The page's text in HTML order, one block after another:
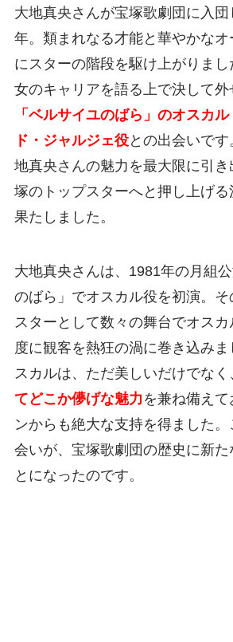
大地真央さんが宝塚歌劇団に入
年。類まれなる才能と華やかなオ
にスターの階段を駆け上がりま
女のキャリアを語る上で決して外
「ベルサイユのばら」のオスカ
ド・ジャルジェ役との出会いで
地真央さんの魅力を最大限に引
塚のトップスターへと押し上げる
果たしました。
大地真央さんは、1981年の月組
のばら」でオスカル役を初演。
スターとして数々の舞台でオス
度に観客を熱狂の渦に巻き込み
スカルは、ただ美しいだけでなく
てどこか儚げな魅力 を兼ね備え
ンからも絶大な支持を得ました
会いが、宝塚歌劇団の歴史に新た
とになったのです。